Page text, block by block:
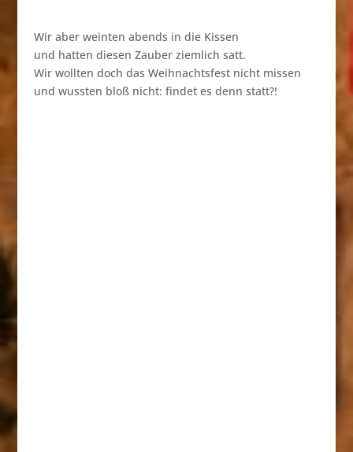
Wir aber weinten abends in die Kissen
und hatten diesen Zauber ziemlich satt.
Wir wollten doch das Weihnachtsfest nicht missen
und wussten bloß nicht: findet es denn statt?!